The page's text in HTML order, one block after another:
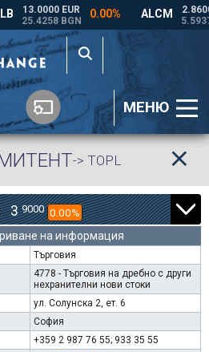
МЕНЮ
-> TOPL
3 9000 0.00%
на информация
Търговия
4778 - Търговия на дребно с други
нехранителни нови стоки
ул. Солунска 2, ет. 6
София
+359 2 987 76 55; 933 35 55